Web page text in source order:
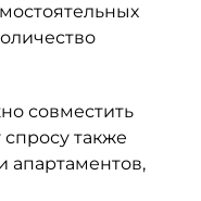
совместить
также
апартаментов,